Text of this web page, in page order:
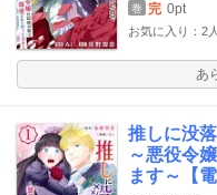
巻 完 0pt
お気に入り：2人
あ
推しに没
～悪役令
ます～【